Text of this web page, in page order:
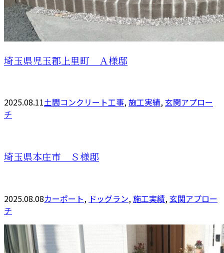
埼玉県児玉郡上里町 Ａ様邸
2025.08.11土間コンクリート工事,施工実績,玄関アプロー
チ
埼玉県本庄市 Ｓ様邸
2025.08.08カーポート, ドッグラン,施工実績,玄関アプロー
チ